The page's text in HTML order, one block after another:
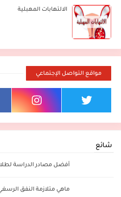
الالتهابات المهبلية
مواقع التواصل الإجتماعي
شائع
أفضل مصادر الدراسة
ماهي متلازمة النفق